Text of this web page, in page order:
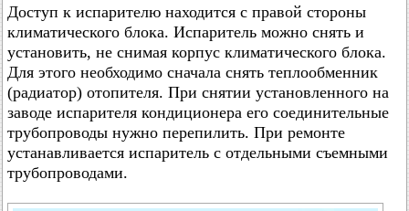
Доступ к испарителю находится с правой стороны
климатического блока. Испаритель можно снять и
установить, не снимая корпус климатического блока.
Для этого необходимо сначала снять теплообменник
(радиатор) отопителя. При снятии установленного на
заводе испарителя кондиционера его соединительные
трубопроводы нужно перепилить. При ремонте
устанавливается испаритель с отдельными съемными
трубопроводами.